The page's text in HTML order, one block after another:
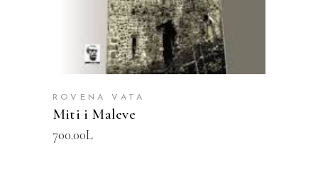
ROVENA VATA
Miti i Maleve
700.00L